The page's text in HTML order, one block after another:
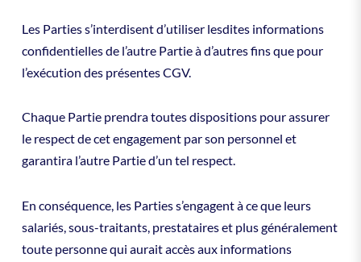
Les Parties s’interdisent d’utiliser lesdites informations
confidentielles de l’autre Partie à d’autres fins que pour
l’exécution des présentes CGV.
Chaque Partie prendra toutes dispositions pour assurer
le respect de cet engagement par son personnel et
garantira l’autre Partie d’un tel respect.
En conséquence, les Parties s’engagent à ce que leurs
salariés, sous-traitants, prestataires et plus généralement
toute personne qui aurait accès aux informations